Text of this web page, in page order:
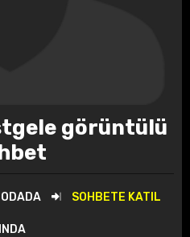
görüntülü
SOHBETE KATIL